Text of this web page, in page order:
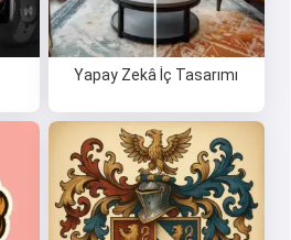
Yapay Zekâ İç Tasarımı